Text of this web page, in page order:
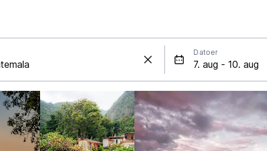
Datoer